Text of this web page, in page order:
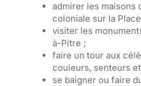
admirer les maisons
coloniale sur la
visiter les
à-Pitre ;
faire un tour aux
couleurs, senteurs
se baigner ou faire